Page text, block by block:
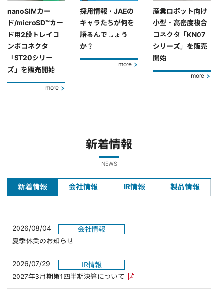
nanoSIMカー
ド/microSD™カー
ド用2段トレイコ
ンボコネクタ
「ST20シリー
ズ」を販売開始
more
採用情報・JAEの
キャラたちが何を
語るんでしょう
か？
more
産業ロボット向け
小型・高密度複合
コネクタ「KN07
シリーズ」を販売
開始
more
新着情報
NEWS
新着情報 会社情報 IR情報 製品情報
2026/08/04
会社情報
夏季休業のお知らせ
2026/07/29
IR情報
2027年3月期第1四半期決算について PDFリンクを新しいウィンド